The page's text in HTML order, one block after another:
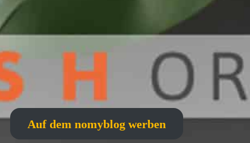
Auf dem nomyblog werben